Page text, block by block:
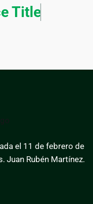
Title
el 11 de febrero de
Juan Rubén Martínez.